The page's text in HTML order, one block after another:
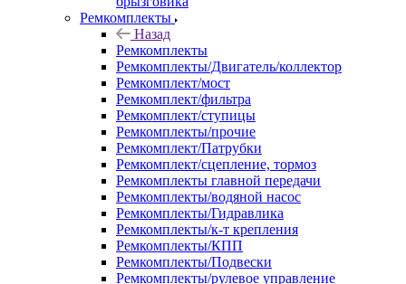
Ремкомплекты
Назад
Ремкомплекты
Ремкомплекты/Двигатель/коллектор
Ремкомплект/мост
Ремкомплект/фильтра
Ремкомплект/ступицы
Ремкомплекты/прочие
Ремкомплект/Патрубки
Ремкомплект/сцепление, тормоз
Ремкомплекты главной передачи
Ремкомплекты/водяной насос
Ремкомплекты/Гидравлика
Ремкомплекты/к-т крепления
Ремкомплекты/КПП
Ремкомплекты/Подвески
Ремкомплекты/рулевое управление